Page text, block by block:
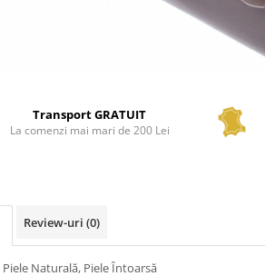
Transport GRATUIT
La comenzi mai mari de 200 Lei
Review-uri (0)
Piele Naturală, Piele Întoarsă